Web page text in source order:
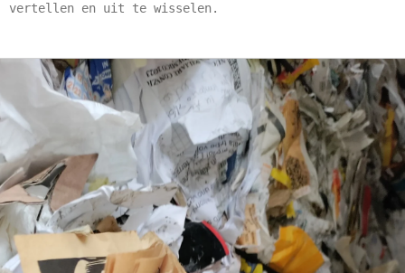
vertellen en uit te wisselen.